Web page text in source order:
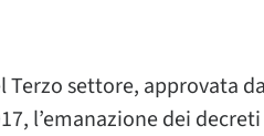
Terzo settore, approvata
l’emanazione dei